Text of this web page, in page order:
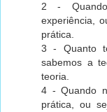
2 -
experiência,
prática.
3 - Quanto
sabemos a
teoria.
4 - Quando
prática, ou